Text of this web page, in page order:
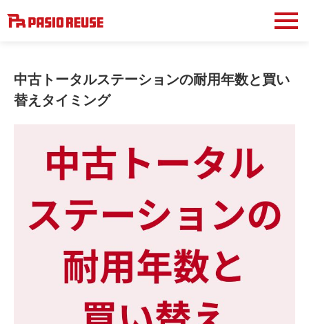
中古トータルステーションの耐用年数と買い
替えタイミング